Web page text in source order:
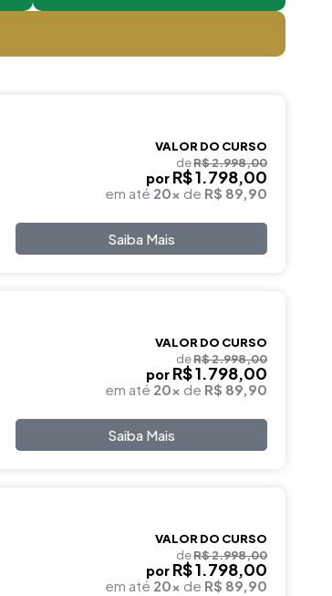
VALOR DO CURSO
deR$ 2.998,00
por R$ 1.798,00
em até 20x de R$ 89,90
Saiba Mais
VALOR DO CURSO
deR$ 2.998,00
por R$ 1.798,00
em até 20x de R$ 89,90
Saiba Mais
VALOR DO CURSO
deR$ 2.998,00
por R$ 1.798,00
em até 20x de R$ 89,90